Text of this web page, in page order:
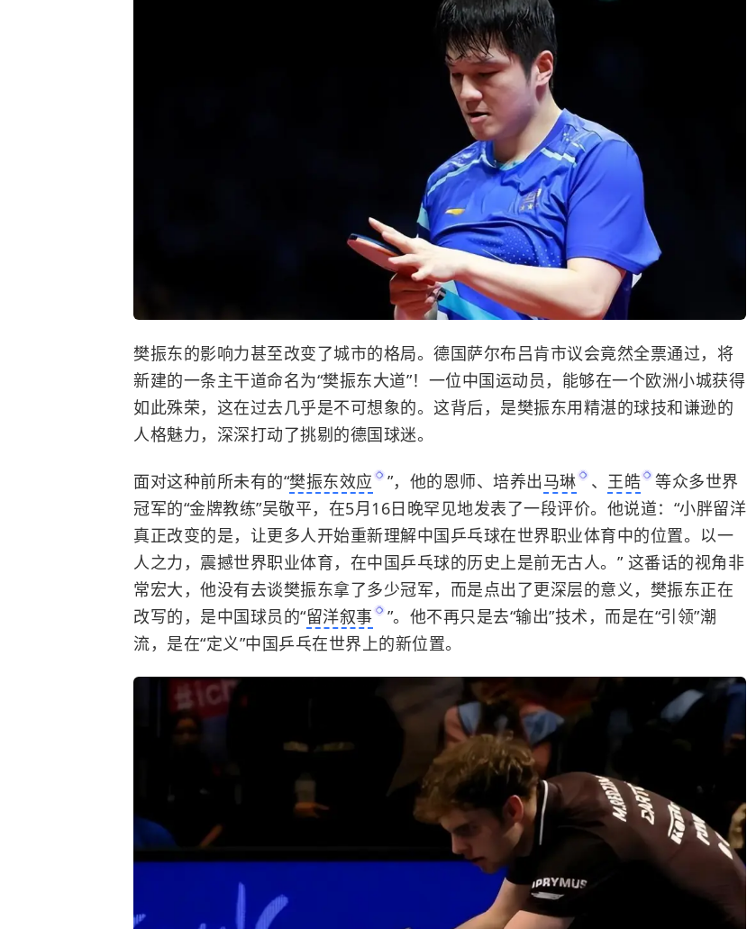
樊振东的影响力甚至改变了城市的格局。德国萨尔布吕肯市议会竟然全票通过，将
新建的一条主干道命名为“樊振东大道”！一位中国运动员，能够在一个欧洲小城获得
如此殊荣，这在过去几乎是不可想象的。这背后，是樊振东用精湛的球技和谦逊的
人格魅力，深深打动了挑剔的德国球迷。
面对这种前所未有的“樊振东效应 ”，他的恩师、培养出马琳 、 王皓
等众多世界
冠军的“金牌教练”吴敬平，在5月16日晚罕见地发表了一段评价。他说道：“小胖留洋
真正改变的是，让更多人开始重新理解中国乒乓球在世界职业体育中的位置。以一
人之力，震撼世界职业体育，在中国乒乓球的历史上是前无古人。” 这番话的视角非
常宏大，他没有去谈樊振东拿了多少冠军，而是点出了更深层的意义，樊振东正在
改写的，是中国球员的“留洋叙事
”。他不再只是去“输出”技术，而是在“引领”潮
流，是在“定义”中国乒乓在世界上的新位置。